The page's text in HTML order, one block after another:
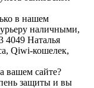
в нашем
наличными,
4049 Наталья
Qiwi-кошелек,
вашем сайте?
защиты и вы